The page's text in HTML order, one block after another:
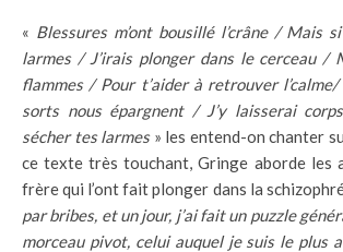
« Blessures m’ont bousillé l’crâne / Mais
larmes / J’irais plonger dans le cerceau /
flammes / Pour t’aider à retrouver
sorts nous épargnent / J’y laisserai
sécher tes larmes» les entend-on chanter
ce texte très touchant, Gringe aborde les
frère qui l’ont fait plonger dans la
par bribes, et un jour, j’ai fait un puzzle
morceau pivot, celui auquel je suis le plus